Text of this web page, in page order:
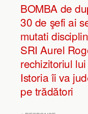
BOMBA de
30 de şefi ai
mutati
SRI Aurel
rechizitoriul
Istoria îi va
pe trădători